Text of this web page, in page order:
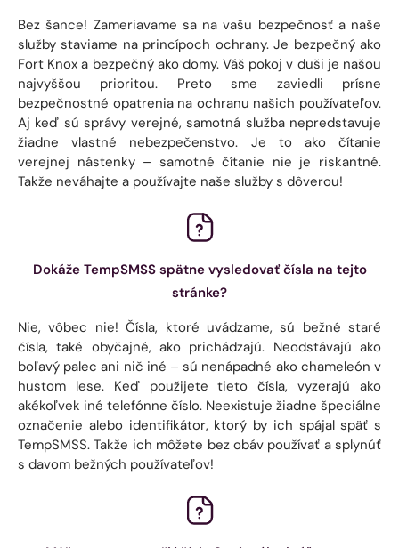
Bez šance! Zameriavame sa na vašu bezpečnosť a naše
služby staviame na princípoch ochrany. Je bezpečný ako
Fort Knox a bezpečný ako domy. Váš pokoj v duši je našou
najvyššou prioritou. Preto sme zaviedli prísne
bezpečnostné opatrenia na ochranu našich používateľov.
Aj keď sú správy verejné, samotná služba nepredstavuje
žiadne vlastné nebezpečenstvo. Je to ako čítanie
verejnej nástenky – samotné čítanie nie je riskantné.
Takže neváhajte a používajte naše služby s dôverou!
Dokáže TempSMSS spätne vysledovať čísla na tejto
stránke?
Nie, vôbec nie! Čísla, ktoré uvádzame, sú bežné staré
čísla, také obyčajné, ako prichádzajú. Neodstávajú ako
boľavý palec ani nič iné – sú nenápadné ako chameleón v
hustom lese. Keď použijete tieto čísla, vyzerajú ako
akékoľvek iné telefónne číslo. Neexistuje žiadne špeciálne
označenie alebo identifikátor, ktorý by ich spájal späť s
TempSMSS. Takže ich môžete bez obáv používať a splynúť
s davom bežných používateľov!